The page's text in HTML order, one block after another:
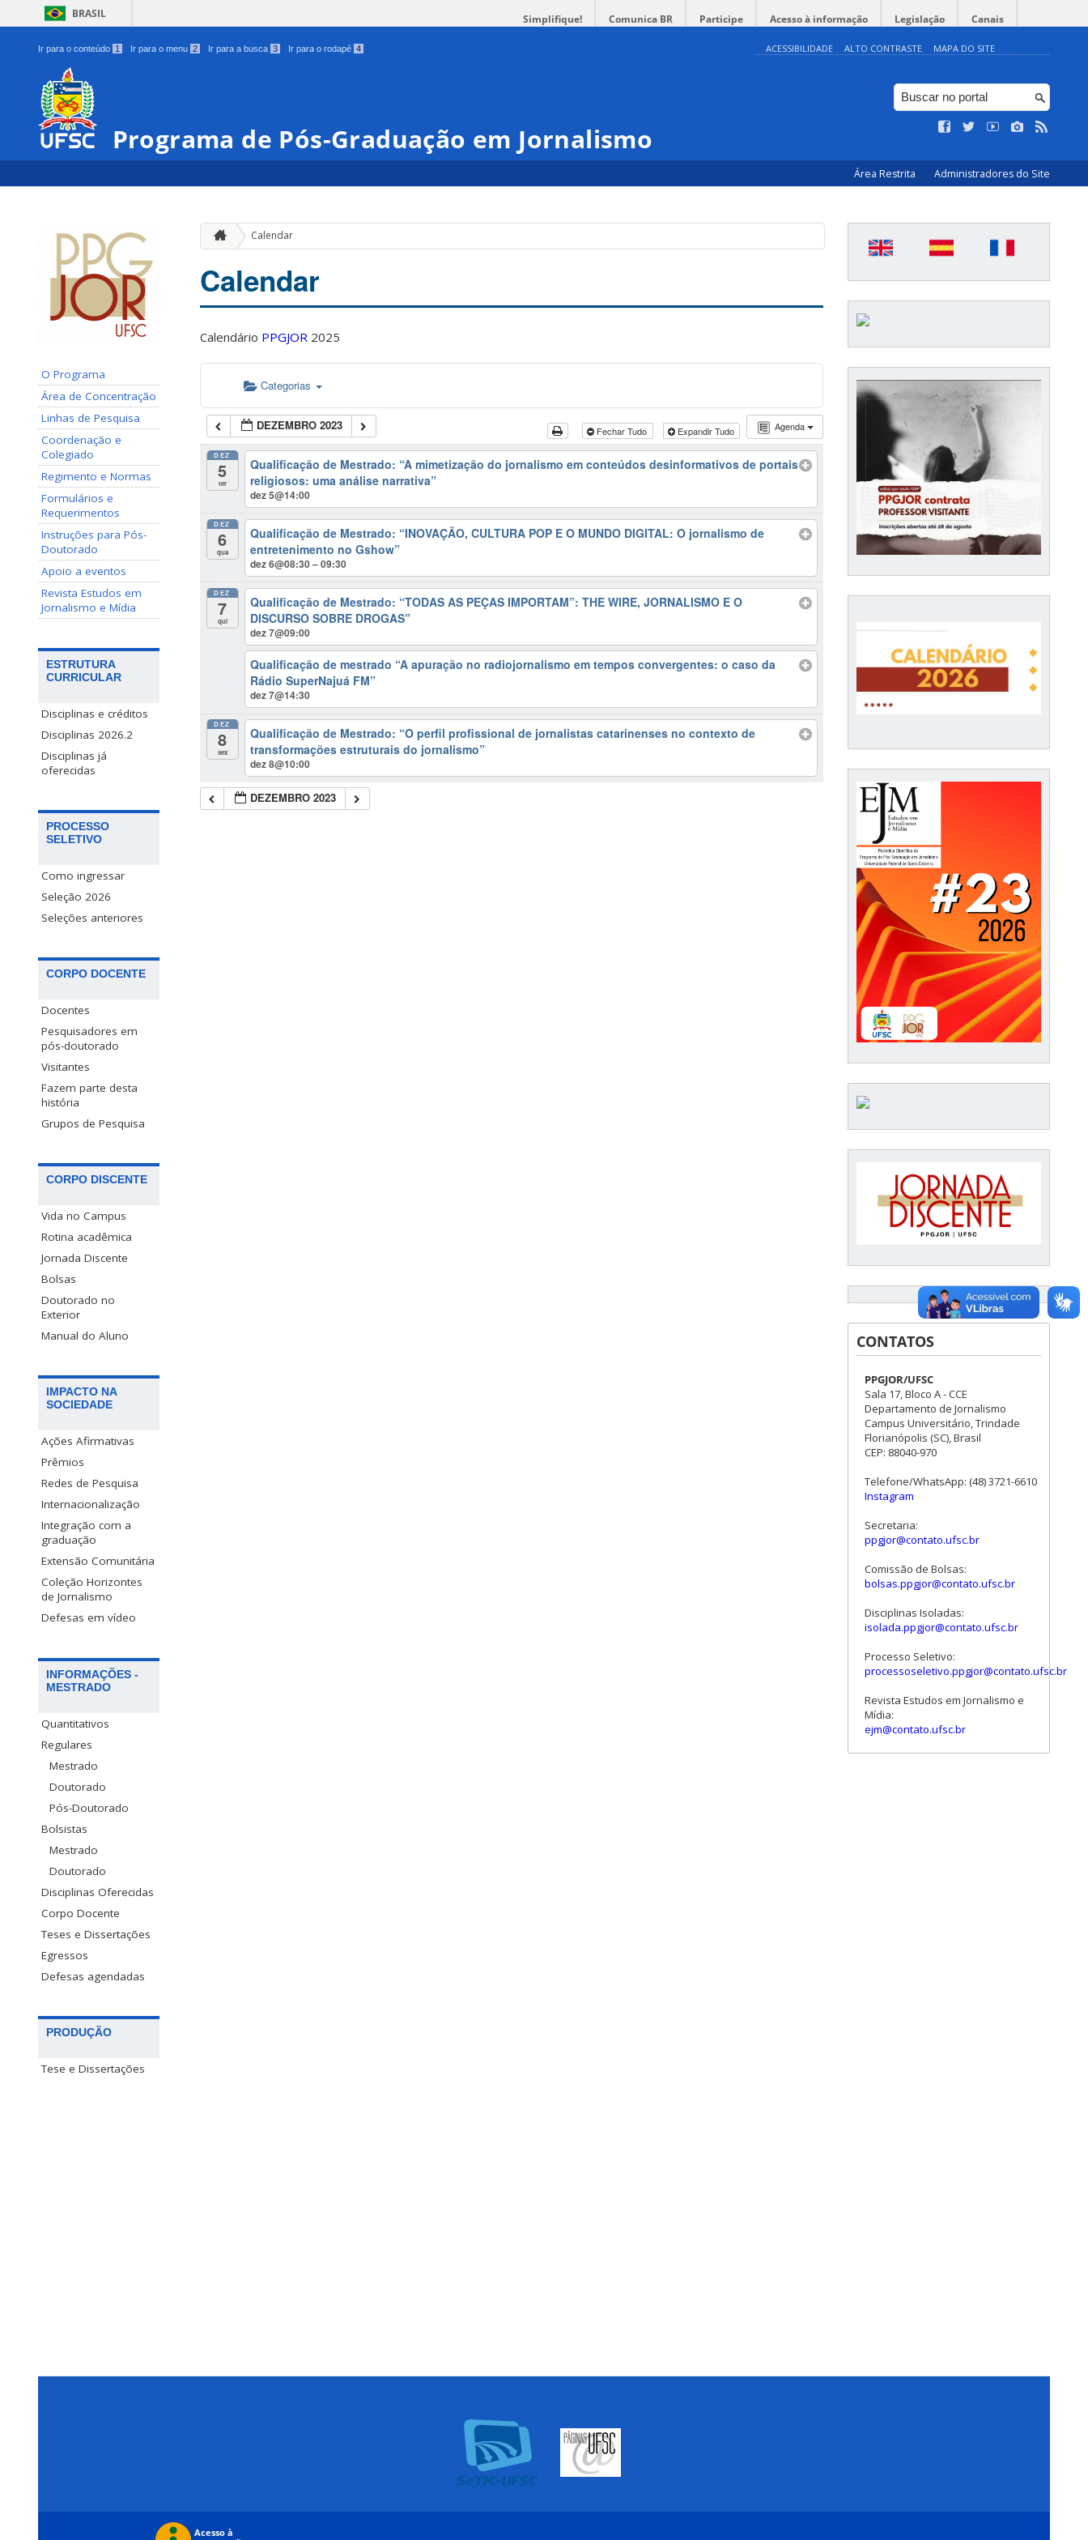
BRASIL Simplifique! Comunica BR Participe Acesso à informação Legislação Canais
Ir para o conteúdo 1 Ir para o menu 2 Ir para a busca 3 Ir para o rodapé 4 ACESSIBILIDADE ALTO CONTRASTE MAPA DO SITE
Programa de Pós-Graduação em Jornalismo
Área Restrita Administradores do Site
O Programa
Área de Concentração
Linhas de Pesquisa
Coordenação e
Colegiado
Regimento e Normas
Formulários e
Requerimentos
Instruções para Pós-
Doutorado
Apoio a eventos
Revista Estudos em
Jornalismo e Mídia
ESTRUTURA
CURRICULAR
Disciplinas e créditos
Disciplinas 2026.2
Disciplinas já
oferecidas
PROCESSO
SELETIVO
Como ingressar
Seleção 2026
Seleções anteriores
CORPO DOCENTE
Docentes
Pesquisadores em
pós-doutorado
Visitantes
Fazem parte desta
história
Grupos de Pesquisa
CORPO DISCENTE
Vida no Campus
Rotina acadêmica
Jornada Discente
Bolsas
Doutorado no
Exterior
Manual do Aluno
IMPACTO NA
SOCIEDADE
Ações Afirmativas
Prêmios
Redes de Pesquisa
Internacionalização
Integração com a
graduação
Extensão Comunitária
Coleção Horizontes
de Jornalismo
Defesas em vídeo
INFORMAÇÕES -
MESTRADO
Quantitativos
Regulares
Mestrado
Doutorado
Pós-Doutorado
Bolsistas
Mestrado
Doutorado
Disciplinas Oferecidas
Corpo Docente
Teses e Dissertações
Egressos
Defesas agendadas
PRODUÇÃO
Tese e Dissertações
Calendar
Calendar
Calendário PPGJOR 2025
Categorias
Agenda
DEZEMBRO 2023 Fechar Tudo Expandir Tudo
DEZ
5
ter
Qualificação de Mestrado: “A mimetização do jornalismo em conteúdos desinformativos de portais
religiosos: uma análise narrativa”
dez 5@14:00
DEZ
6
qua
Qualificação de Mestrado: “INOVAÇÃO, CULTURA POP E O MUNDO DIGITAL: O jornalismo de
entretenimento no Gshow”
dez 6@08:30 – 09:30
DEZ
7
qui
Qualificação de Mestrado: “TODAS AS PEÇAS IMPORTAM”: THE WIRE, JORNALISMO E O
DISCURSO SOBRE DROGAS”
dez 7@09:00
Qualificação de mestrado “A apuração no radiojornalismo em tempos convergentes: o caso da
Rádio SuperNajuá FM”
dez 7@14:30
DEZ
8
sex
Qualificação de Mestrado: “O perfil profissional de jornalistas catarinenses no contexto de
transformações estruturais do jornalismo”
dez 8@10:00
DEZEMBRO 2023
CONTATOS
PPGJOR/UFSC
Sala 17, Bloco A - CCE
Departamento de Jornalismo
Campus Universitário, Trindade
Florianópolis (SC), Brasil
CEP: 88040-970
Telefone/WhatsApp: (48) 3721-6610
Instagram
Secretaria:
ppgjor@contato.ufsc.br
Comissão de Bolsas:
bolsas.ppgjor@contato.ufsc.br
Disciplinas Isoladas:
isolada.ppgjor@contato.ufsc.br
Processo Seletivo:
processoseletivo.ppgjor@contato.ufsc.br
Revista Estudos em Jornalismo e
Mídia:
ejm@contato.ufsc.br